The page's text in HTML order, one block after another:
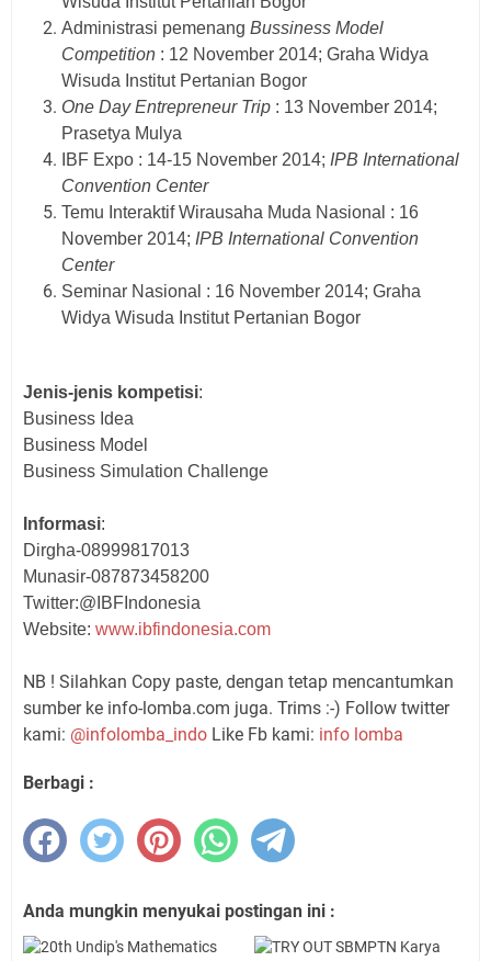
Administrasi pemenang Bussiness Model
Competition : 12 November 2014; Graha Widya
Wisuda Institut Pertanian Bogor
One Day Entrepreneur Trip : 13 November 2014;
Prasetya Mulya
IBF Expo : 14-15 November 2014; IPB International
Convention Center
Temu Interaktif Wirausaha Muda Nasional : 16
November 2014; IPB International Convention
Center
Seminar Nasional : 16 November 2014; Graha
Widya Wisuda Institut Pertanian Bogor
Jenis-jenis kompetisi:
Business Idea
Business Model
Business Simulation Challenge
Informasi:
Dirgha-08999817013
Munasir-087873458200
Twitter:@IBFIndonesia
Website: www.ibfindonesia.com
NB ! Silahkan Copy paste, dengan tetap mencantumkan
sumber ke info-lomba.com juga. Trims :-) Follow twitter
kami: @infolomba_indo Like Fb kami: info lomba
Berbagi :
Anda mungkin menyukai postingan ini :